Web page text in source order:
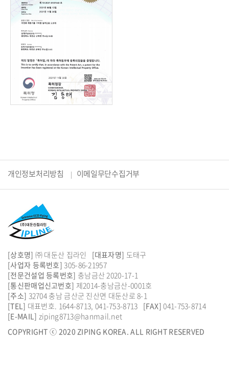
개인정보처리방침 이메일무단수집거부
[상호명] ㈜ 대둔산 집라인 [대표자명] 도태구
[사업자 등록번호] 305-86-21957
[전문건설업 등록번호] 충남금산 2020-17-1
[통신판매업신고번호] 제2014-충남금산-0001호
[주소] 32704 충남 금산군 진산면 대둔산로 8-1
[TEL] 대표번호. 1644-8713 041-753-8713 [FAX] 041-753-8714
[E-MAIL] ziping8713@hanmail.net
COPYRIGHT ⓒ 2020 ZIPING KOREA. ALL RIGHT RESERVED